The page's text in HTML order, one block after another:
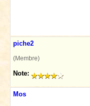
piche2
(Membre)
Note:
Mos